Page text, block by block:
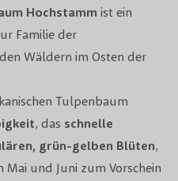
Hochstamm ist ein
Familie der
Wäldern im Osten der
Tulpenbaum
, das schnelle
grün-gelben Blüten,
und Juni zum Vorschein
Nicht Giftig
Im Frühjahr
Gut
Sehr Winterhart